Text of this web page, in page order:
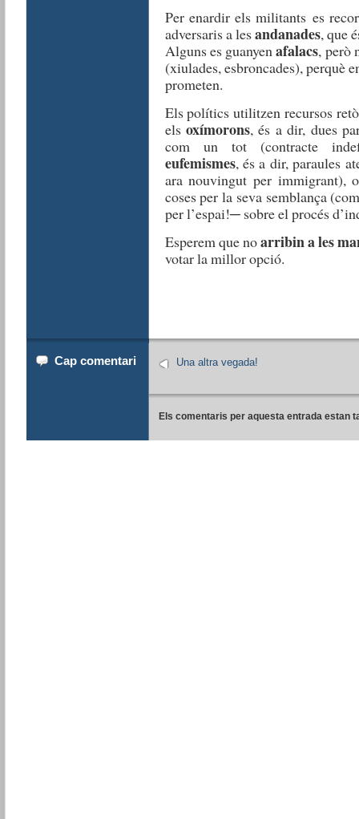
Per enardir els militants es
adversaris a lesandanades, que
Alguns es guanyenafalacs, però
(xiulades, esbroncades), perquè
prometen.
Els polítics utilitzen recursos
els oxímorons, és a dir, dues
com un tot (contracte
eufemismes, és a dir, paraules
ara nouvingut per immigrant),
coses per la seva semblança
per l’espai!─ sobre el procés
Esperem que noarribin a les
votar la millor opció.
Cap comentari Una altra vegada!
Els comentaris per aquesta entrada estan